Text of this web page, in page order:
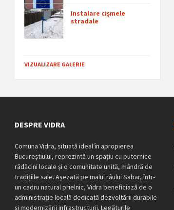
Instalare cișmele
stradale
VIZUALIZARE GALERIE
DESPRE VIDRA
Comuna Vidra, situată ideal în apropierea
Bucureștiului, reprezintă un spațiu cu puternice
rădăcini locale și o comunitate unită, mândră de
tradițiile sale. Așezată pe malul râului Sabar, într-
un cadru natural prielnic, Vidra beneficiază de o
administrație locală dedicată dezvoltării durabile
și modernizării infrastructurii. Legăturile